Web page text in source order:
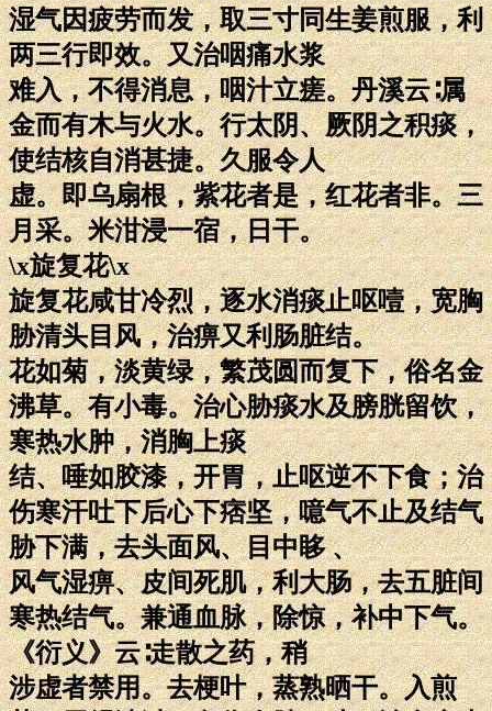
湿气因疲劳而发，取三寸同生姜煎服，利
两三行即效。又治咽痛水浆
难入，不得消息，咽汁立瘥。丹溪云∶属
金而有木与火水。行太阴、厥阴之积痰，
使结核自消甚捷。久服令人
虚。即乌扇根，紫花者是，红花者非。三
月采。米泔浸一宿，日干。
\x旋复花\x
旋复花咸甘冷烈，逐水消痰止呕噎，宽胸
胁清头目风，治痹又利肠脏结。
花如菊，淡黄绿，繁茂圆而复下，俗名金
沸草。有小毒。治心胁痰水及膀胱留饮，
寒热水肿，消胸上痰
结、唾如胶漆，开胃，止呕逆不下食；治
伤寒汗吐下后心下痞坚，噫气不止及结气
胁下满，去头面风、目中眵 、
风气湿痹、皮间死肌，利大肠，去五脏间
寒热结气。兼通血脉，除惊，补中下气。
《衍义》云∶走散之药，稍
涉虚者禁用。去梗叶，蒸熟晒干。入煎